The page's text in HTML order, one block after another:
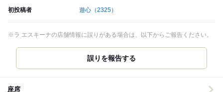
初投稿者 遊心 （2325）
※ラ エスキーナの店舗情報に誤りがある場合は、以下からご報告ください。
誤りを報告する
座席